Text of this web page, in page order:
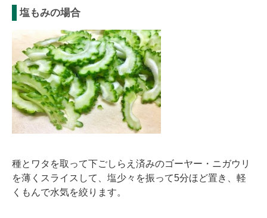
塩もみの場合
種とワタを取って下ごしらえ済みのゴーヤー・ニガウリ
を薄くスライスして、塩少々を振って5分ほど置き、軽
くもんで水気を絞ります。